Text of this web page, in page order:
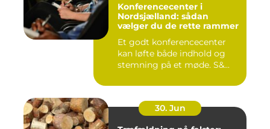
Konferencecenter i
Nordsjælland: sådan
vælger du de rette rammer
Et godt konferencecenter
kan løfte både indhold og
stemning på et møde. S&...
30. Jun